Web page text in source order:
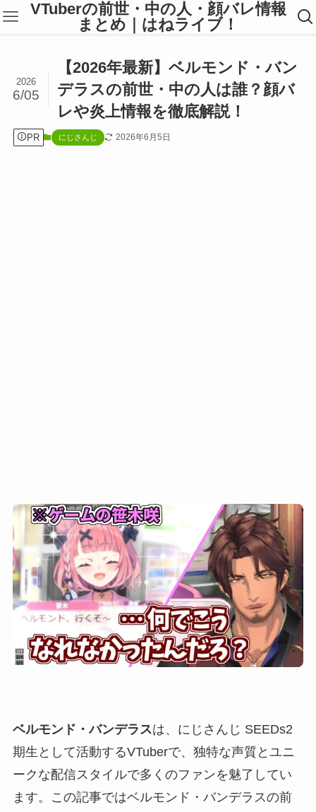
VTuberの前世・中の人・顔バレ情報
まとめ｜はねライブ！
【2026年最新】ベルモンド・バン
デラスの前世・中の人は誰？顔バ
レや炎上情報を徹底解説！
2026
6/05
PR にじさんじ 2026年6月5日
ベルモンド・バンデラスは、にじさんじ SEEDs2
期生として活動するVTuberで、独特な声質とユニ
ークな配信スタイルで多くのファンを魅了してい
ます。この記事ではベルモンド・バンデラスの前